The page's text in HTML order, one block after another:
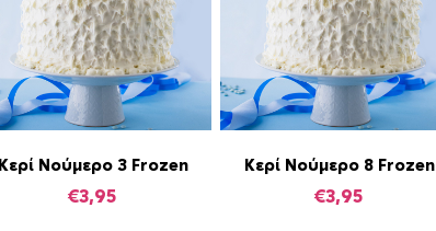
m
x
1
0
c
x
Κερί Νούμερο 3 Frozen
€3,95
Κερί Νούμερο 8 Frozen
€3,95